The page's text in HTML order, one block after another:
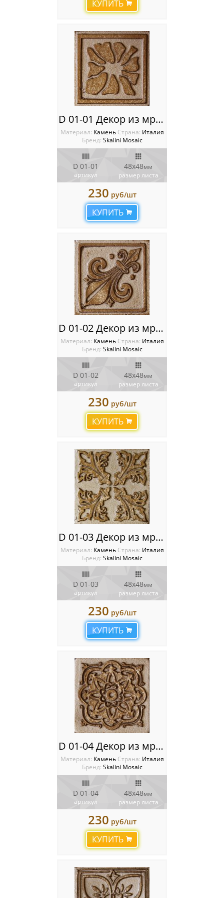
Мозаика Trend
Раковины NS Bath
КУПИТЬ
D 01-01 Декор из мрамора Metal Stone Decos
Материал: Камень Cтрана: Италия
Бренд: Skalini Mosaic
D 01-01
артикул
48x48мм
размер листа
230 руб/шт
КУПИТЬ
D 01-02 Декор из мрамора Metal Stone Decos
Материал: Камень Cтрана: Италия
Бренд: Skalini Mosaic
D 01-02
артикул
48x48мм
размер листа
230 руб/шт
КУПИТЬ
D 01-03 Декор из мрамора Metal Stone Decos
Материал: Камень Cтрана: Италия
Бренд: Skalini Mosaic
D 01-03
артикул
48x48мм
размер листа
230 руб/шт
КУПИТЬ
D 01-04 Декор из мрамора Metal Stone Decos
Материал: Камень Cтрана: Италия
Бренд: Skalini Mosaic
D 01-04
артикул
48x48мм
размер листа
230 руб/шт
КУПИТЬ